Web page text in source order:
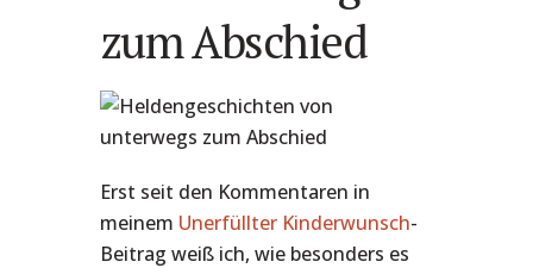
zum Abschied
Erst seit den Kommentaren in
meinem Unerfüllter Kinderwunsch-
Beitrag weiß ich, wie besonders es